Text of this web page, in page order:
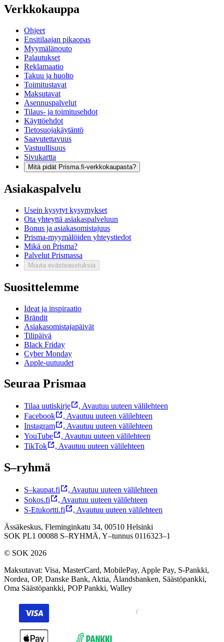
Verkkokauppa
Ohjeet
Ensitilaajan pikaopas
Myymälänouto
Palautukset
Reklamaatio
Takuu ja huolto
Toimitustavat
Maksutavat
Asennuspalvelut
Tilaus- ja toimitusehdot
Käyttöehdot
Tietosuojakäytäntö
Saavutettavuus
Vastuullisuus
Sivukartta
Mitä pidät Prisma.fi-verkkokaupasta?
Asiakaspalvelu
Usein kysytyt kysymykset
Ota yhteyttä asiakaspalveluun
Bonus ja asiakasomistajuus
Prisma-myymälöiden yhteystiedot
Mikä on Prisma?
Palvelut Prismassa
Muuta evästeasetuksia
Suosittelemme
Ideat ja inspiraatio
Brändit
Asiakasomistajapäivät
Tilipäivä
Black Friday
Cyber Monday
Apple-uutuudet
Seuraa Prismaa
Tilaa uutiskirje , Avautuu uuteen välilehteen
Facebook
, Avautuu uuteen välilehteen
Instagram
, Avautuu uuteen välilehteen
YouTube
, Avautuu uuteen välilehteen
TikTok
, Avautuu uuteen välilehteen
S–ryhmä
S–kaupat.fi , Avautuu uuteen välilehteen
Sokos.fi
, Avautuu uuteen välilehteen
S-Etukortti.fi
, Avautuu uuteen välilehteen
Ässäkeskus, Fleminginkatu 34, 00510 Helsinki
SOK PL1 00088 S–RYHMÄ, Y–tunnus 0116323–1
© SOK 2026
Maksutavat: Visa, MasterCard, MobilePay, Apple Pay, S-Pankki,
Nordea, OP, Danske Bank, Aktia, Ålandsbanken, Säästöpankki,
Oma Säästöpankki, POP Pankki, Walley